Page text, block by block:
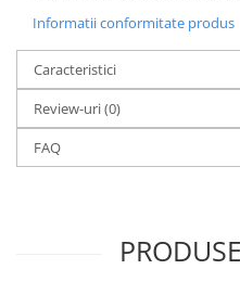
Informatii conformitate produs
Caracteristici
Review-uri(0)
FAQ